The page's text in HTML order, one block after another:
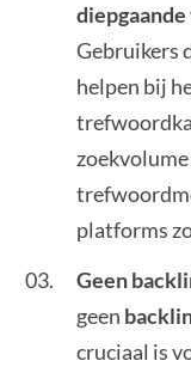
Gebruikers
helpen bij
platforms
Geen
geen
cruciaal is